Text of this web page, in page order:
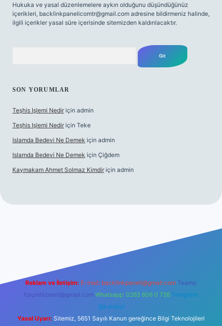
Hukuka ve yasal düzenlemelere aykırı olduğunu düşündüğünüz
içerikleri, backlinkpanelicomtr@gmail.com adresine bildirmeniz halinde,
ilgili içerikler yasal süre içerisinde sitemizden kaldırılacaktır.
SON YORUMLAR
Teşhis Işlemi Nedir için admin
Teşhis Işlemi Nedir için Teke
Islamda Bedevi Ne Demek için admin
Islamda Bedevi Ne Demek için Çiğdem
Kaymakam Ahmet Solmaz Kimdir için admin
Reklam ve İletişim: E-mail: backlinkpaneli@gmail.com Teams:
forumhizmeti@gmail.com Whatsapp: 0262 606 0 726 Telegram:
@karabul
Yasal Uyarı: Sitemiz, 5651 Sayılı Kanun gereğince Bilgi Teknolojileri